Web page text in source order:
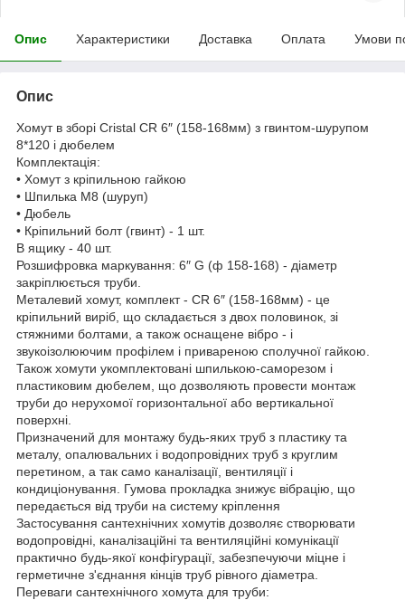
Опис Характеристики Доставка Оплата Умови
Опис
Хомут в зборі Cristal CR 6″ (158-168мм) з гвинтом-шурупом
8*120 і дюбелем
Комплектація:
• Хомут з кріпильною гайкою
• Шпилька М8 (шуруп)
• Дюбель
• Кріпильний болт (гвинт) - 1 шт.
В ящику - 40 шт.
Розшифровка маркування: 6″ G (ф 158-168) - діаметр
закріплюється труби.
Металевий хомут, комплект - CR 6″ (158-168мм) - це
кріпильний виріб, що складається з двох половинок, зі
стяжними болтами, а також оснащене вібро - і
звукоізолюючим профілем і привареною сполучної гайкою.
Також хомути укомплектовані шпилькою-саморезом і
пластиковим дюбелем, що дозволяють провести монтаж
труби до нерухомої горизонтальної або вертикальної
поверхні.
Призначений для монтажу будь-яких труб з пластику та
металу, опалювальних і водопровідних труб з круглим
перетином, а так само каналізації, вентиляції і
кондиціонування. Гумова прокладка знижує вібрацію, що
передається від труби на систему кріплення
Застосування сантехнічних хомутів дозволяє створювати
водопровідні, каналізаційні та вентиляційні комунікації
практично будь-якої конфігурації, забезпечуючи міцне і
герметичне з'єднання кінців труб рівного діаметра.
Переваги сантехнічного хомута для труби: